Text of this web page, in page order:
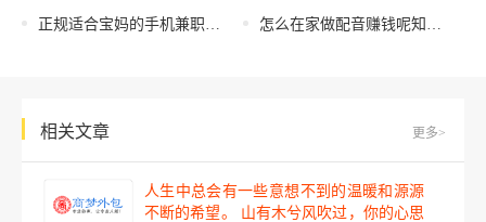
正规适合宝妈的手机兼职，正规适合宝妈的手机兼职软件？
怎么在家做配音赚钱呢知乎，如何在家配音赚钱？
相关文章 更多>
人生中总会有一些意想不到的温暖和源源
不断的希望。 山有木兮风吹过，你的心思